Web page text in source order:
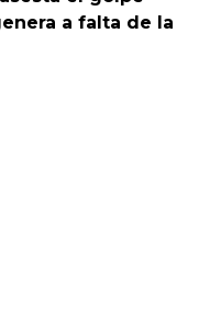
a falta de la